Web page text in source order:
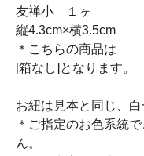
友禅小 １ヶ
縦4.3cm×横3.5cm
＊こちらの商品は
[箱なし]となります。
お紐は見本と同じ、白
＊ご指定のお色系統
ん。